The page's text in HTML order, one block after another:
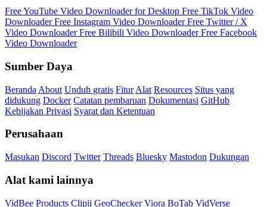
Free YouTube Video Downloader for Desktop Free TikTok Video
DownloaderFree Instagram Video DownloaderFree Twitter / X
Video DownloaderFree Bilibili Video DownloaderFree Facebook
Video Downloader
Sumber Daya
Beranda About Unduh gratis Fitur Alat Resources Situs yang
didukung Docker Catatan pembaruan Dokumentasi GitHub
Kebijakan Privasi Syarat dan Ketentuan
Perusahaan
Masukan Discord Twitter Threads Bluesky Mastodon Dukungan
Alat kami lainnya
VidBee Products Clipii GeoChecker Viora BoTab VidVerse